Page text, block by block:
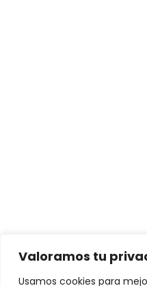
Valoramos tu
Usamos cookies para